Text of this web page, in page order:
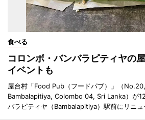
食べる
コロンボ・バンバラピティヤの
イベントも
屋台村「Food Pub（フードパブ）」（
Bambalapitiya, Colombo 04, Sri Lanka）が
バラピティヤ（Bambalapitiya）駅前にリニュ